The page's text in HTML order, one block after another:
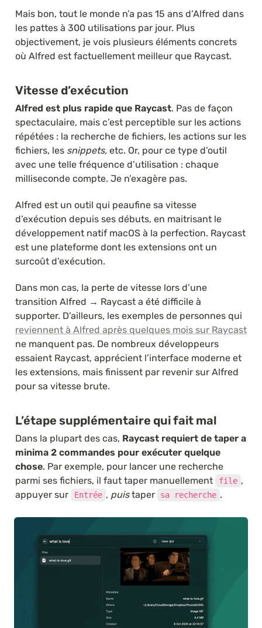
Mais bon, tout le monde n’a pas 15 ans d’Alfred dans
les pattes à 300 utilisations par jour. Plus
objectivement, je vois plusieurs éléments concrets
où Alfred est factuellement meilleur que Raycast.
Vitesse d’exécution
Alfred est plus rapide que Raycast. Pas de façon
spectaculaire, mais c’est perceptible sur les actions
répétées : la recherche de fichiers, les actions sur les
fichiers, les snippets, etc. Or, pour ce type d’outil
avec une telle fréquence d’utilisation : chaque
milliseconde compte. Je n’exagère pas.
Alfred est un outil qui peaufine sa vitesse
d’exécution depuis ses débuts, en maitrisant le
développement natif macOS à la perfection. Raycast
est une plateforme dont les extensions ont un
surcoût d’exécution.
Dans mon cas, la perte de vitesse lors d’une
transition Alfred → Raycast a été difficile à
reviennent à Alfred après quelques mois sur Raycast
ne manquent pas. De nombreux développeurs
essaient Raycast, apprécient l’interface moderne et
les extensions, mais finissent par revenir sur Alfred
pour sa vitesse brute.
L’étape supplémentaire qui fait mal
Dans la plupart des cas, Raycast requiert de taper a
minima 2 commandes pour exécuter quelque
chose. Par exemple, pour lancer une recherche
parmi ses fichiers, il faut taper manuellement
file ,
appuyer sur
Entrée , puis taper sa recherche .